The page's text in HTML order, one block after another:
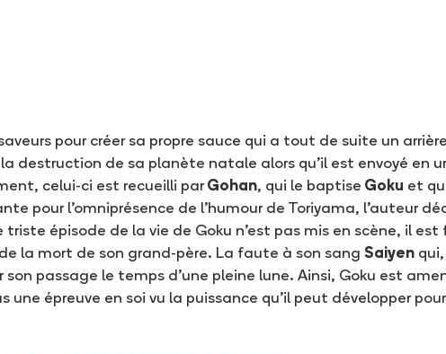
pour créer sa propre sauce qui a tout de suite un
destruction de sa planète natale alors qu’il est envoyé en
celui-ci est recueilli parGohan, qui le baptise Goku et
pour l’omniprésence de l’humour de Toriyama, l’auteur
épisode de la vie de Goku n’est pas mis en scène, il
la mort de son grand-père. La faute à son sangSaiyen
passage le temps d’une pleine lune. Ainsi, Goku est
épreuve en soi vu la puissance qu’il peut développer